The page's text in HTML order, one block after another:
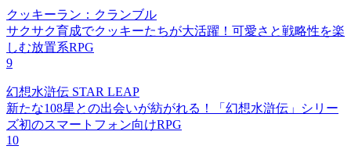
クッキーラン：クランブル
サクサク育成でクッキーたちが大活躍！可愛さと戦略性を楽
しむ放置系RPG
9
幻想水滸伝 STAR LEAP
新たな108星との出会いが紡がれる！「幻想水滸伝」シリー
ズ初のスマートフォン向けRPG
10